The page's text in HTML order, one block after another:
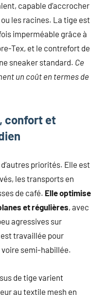
capable d’accrocher
les racines. La tige est
imperméable grâce à
Tex, et le contrefort de
sneaker standard. Ce
un coût en termes de
confort et
priorités. Elle est
les transports en
de café. Elle optimise
et régulières, avec
agressives sur
travaillée pour
voire semi-habillée.
de tige varient
au textile mesh en